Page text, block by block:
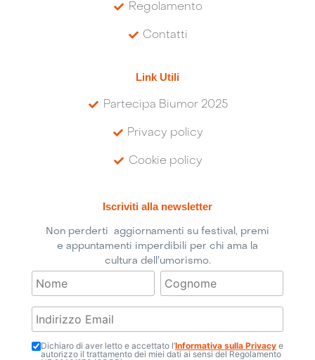
Regolamento
Contatti
Link Utili
Partecipa Biumor 2025
Privacy policy
Cookie policy
Iscriviti alla newsletter
Non perderti aggiornamenti su festival, premi
e appuntamenti imperdibili per chi ama la
cultura dell’umorismo.
Dichiaro di aver letto e accettato l’Informativa sulla Privacye
autorizzo il trattamento dei miei dati ai sensi del Regolamento